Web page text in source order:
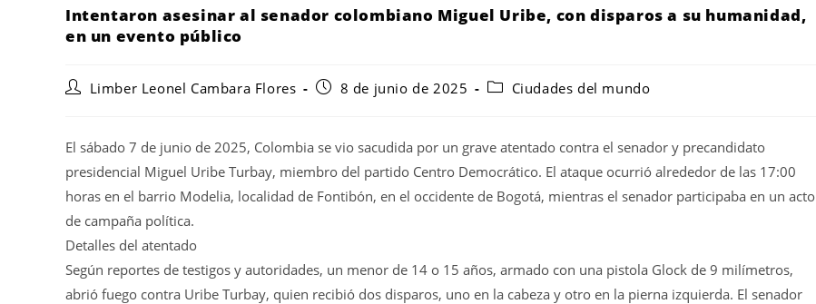
Intentaron asesinar al senador colombiano Miguel Uribe, con disparos a su humanidad,
en un evento público
Limber Leonel Cambara Flores 8 de junio de 2025 Ciudades del mundo
El sábado 7 de junio de 2025, Colombia se vio sacudida por un grave atentado contra el senador y precandidato
presidencial Miguel Uribe Turbay, miembro del partido Centro Democrático. El ataque ocurrió alrededor de las 17:00
horas en el barrio Modelia, localidad de Fontibón, en el occidente de Bogotá, mientras el senador participaba en un acto
de campaña política.
Detalles del atentado
Según reportes de testigos y autoridades, un menor de 14 o 15 años, armado con una pistola Glock de 9 milímetros,
abrió fuego contra Uribe Turbay, quien recibió dos disparos, uno en la cabeza y otro en la pierna izquierda. El senador